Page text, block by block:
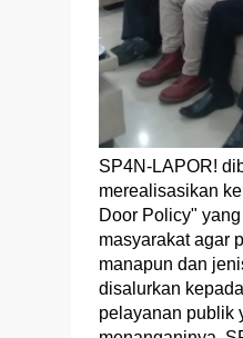
SP4N-LAPOR!
merealisasikan
Door Policy"
masyarakat agar
manapun dan
disalurkan
pelayanan publik